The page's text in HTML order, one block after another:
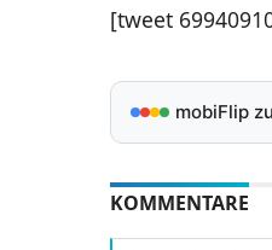
[tweet
mobiFlip
KOMMENTARE